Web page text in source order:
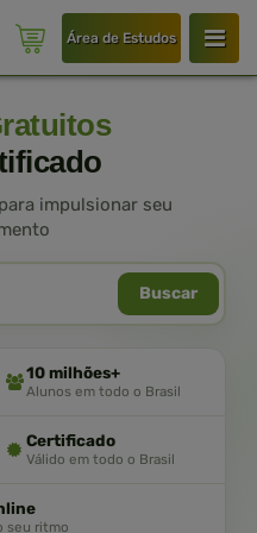
Área de Estudos
para impulsionar seu
Buscar
10 milhões+
Alunos em todo o Brasil
Certificado
Válido em todo o Brasil
seu ritmo